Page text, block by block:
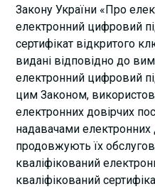
Закону України «Про
електронний цифровий
сертифікат відкритого
видані відповідно до
електронний цифровий
цим Законом,
електронних довірчих
надавачами електронних
продовжують їх
кваліфікований
кваліфікований